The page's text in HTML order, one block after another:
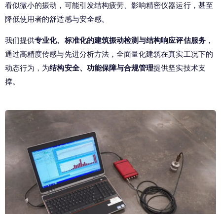
看似微小的振动，可能引发结构疲劳、影响精密仪器运行，甚至
降低使用者的舒适感与安全感。
我们提供专业化、标准化的建筑振动检测与结构响应评估服务，
通过高精度传感与先进分析方法，全面量化建筑在真实工况下的
动态行为，为结构安全、功能保障与合规管理提供坚实技术支
撑。